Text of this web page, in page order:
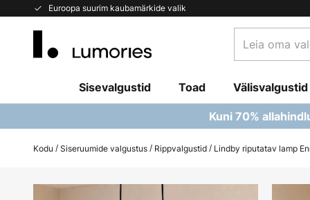
Euroopa suurim kaubamärkide valik
Skip
oma
Sisevalgustid Toad Välisvalgustid
Kuni 70%
Kodu Siseruumide valgustus Rippvalgustid Lindby riputatav lamp
Skip